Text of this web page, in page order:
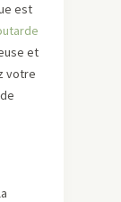
est
et
votre